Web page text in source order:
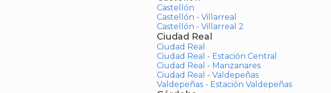
Castellón
Castellón - Villarreal
Castellón - Villarreal 2
Ciudad Real
Ciudad Real
Ciudad Real - Estación Central
Ciudad Real - Manzanares
Ciudad Real - Valdepeñas
Valdepeñas - Estación Valdepeñas